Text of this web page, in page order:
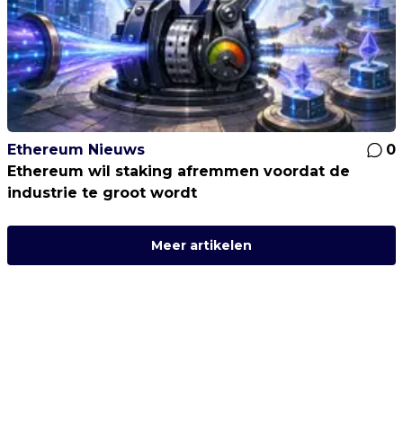
Ethereum Nieuws
0
Ethereum wil staking afremmen voordat de
industrie te groot wordt
Meer artikelen